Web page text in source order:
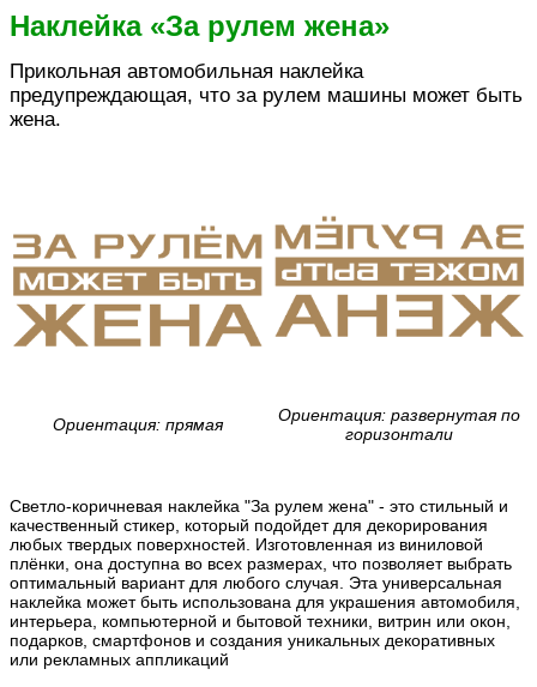
Наклейка «За рулем жена»
Прикольная автомобильная наклейка
предупреждающая, что за рулем машины может быть
жена.
Ориентация: прямая
Ориентация: развернутая по
горизонтали
Светло-коричневая наклейка "За рулем жена" - это стильный и
качественный стикер, который подойдет для декорирования
любых твердых поверхностей. Изготовленная из виниловой
плёнки, она доступна во всех размерах, что позволяет выбрать
оптимальный вариант для любого случая. Эта универсальная
наклейка может быть использована для украшения автомобиля,
интерьера, компьютерной и бытовой техники, витрин или окон,
подарков, смартфонов и создания уникальных декоративных
или рекламных аппликаций